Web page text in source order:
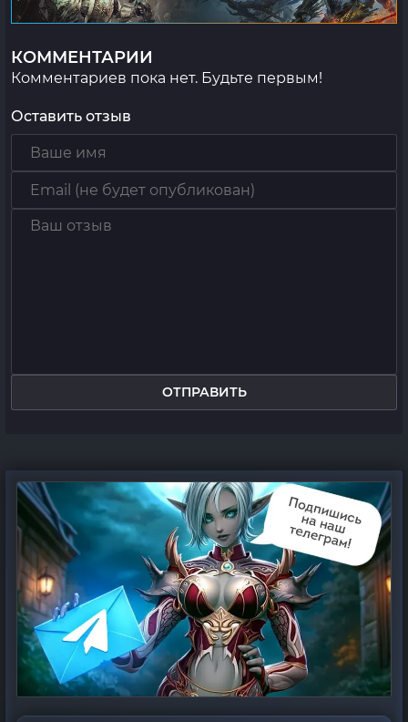
КОММЕНТАРИИ
Комментариев пока нет. Будьте первым!
Оставить отзыв
ОТПРАВИТЬ